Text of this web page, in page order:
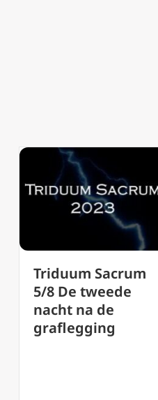
Triduum Sacrum
5/8 De tweede
nacht na de
graflegging